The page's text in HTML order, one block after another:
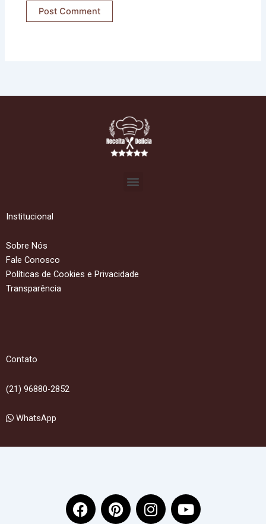
Menu
Institucional
Sobre Nós
Fale Conosco
Políticas de Cookies e Privacidade
Transparência
Contato
(21) 96880-2852
WhatsApp
F
a
P
i
I
n
Y
o